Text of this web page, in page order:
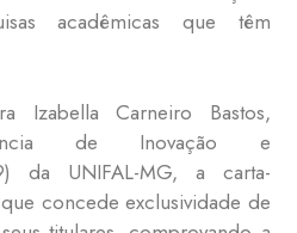
acadêmicas que têm
Izabella Carneiro Bastos,
de Inovação e
da UNIFAL-MG, a carta-
concede exclusividade de